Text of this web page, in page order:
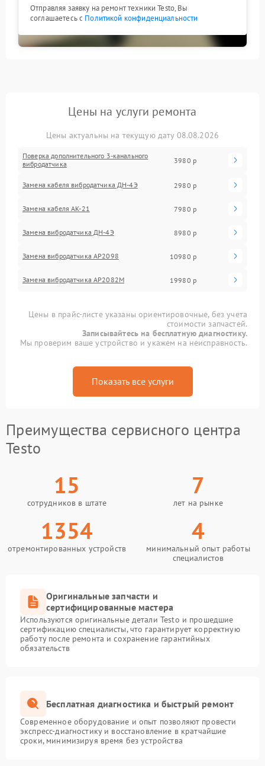
Отправляя заявку на ремонт техники Testo, Вы
соглашаетесь с Политикой конфиденциальности
Цены на услуги ремонта
Цены актуальны на текущую дату 08.08.2026
Поверка дополнительного 3-канального
вибродатчика
3980 р
Замена кабеля вибродатчика ДН-4Э 2980 р
Замена кабеля АК-21 7980 р
Замена вибродатчика ДН-4Э 8980 р
Замена вибродатчика АР2098 10980 р
Замена вибродатчика АР2082М 19980 р
Цены в прайс-листе указаны ориентировочные, без учета
стоимости запчастей.
Записывайтесь на бесплатную диагностику.
Мы проверим ваше устройство и укажем на неисправность.
Показать все услуги
Преимущества сервисного центра
Testo
15
сотрудников в штате
7
лет на рынке
1354
отремонтированных устройств
4
минимальный опыт работы
специалистов
Оригинальные запчасти и
сертифицированные мастера
Используются оригинальные детали Testo и прошедшие
сертификацию специалисты, что гарантирует корректную
работу после ремонта и сохранение гарантийных
обязательств
Бесплатная диагностика и быстрый ремонт
Современное оборудование и опыт позволяют провести
экспресс-диагностику и восстановление в кратчайшие
сроки, минимизируя время без устройства